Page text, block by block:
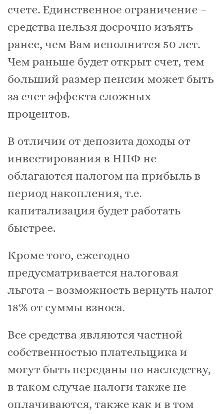
счете. Единственное ограничение –
средства нельзя досрочно изъять
ранее, чем Вам исполнится 50 лет.
Чем раньше будет открыт счет, тем
больший размер пенсии может быть
за счет эффекта сложных
процентов.
В отличии от депозита доходы от
инвестирования в НПФ не
облагаются налогом на прибыль в
период накопления, т.е.
капитализация будет работать
быстрее.
Кроме того, ежегодно
предусматривается налоговая
льгота – возможность вернуть налог
18% от суммы взноса.
Все средства являются частной
собственностью плательщика и
могут быть переданы по наследству,
в таком случае налоги также не
оплачиваются, также как и в том